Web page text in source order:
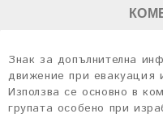
Знак за допълнителна
движение при евакуация
Използва се основно в
групата особено при